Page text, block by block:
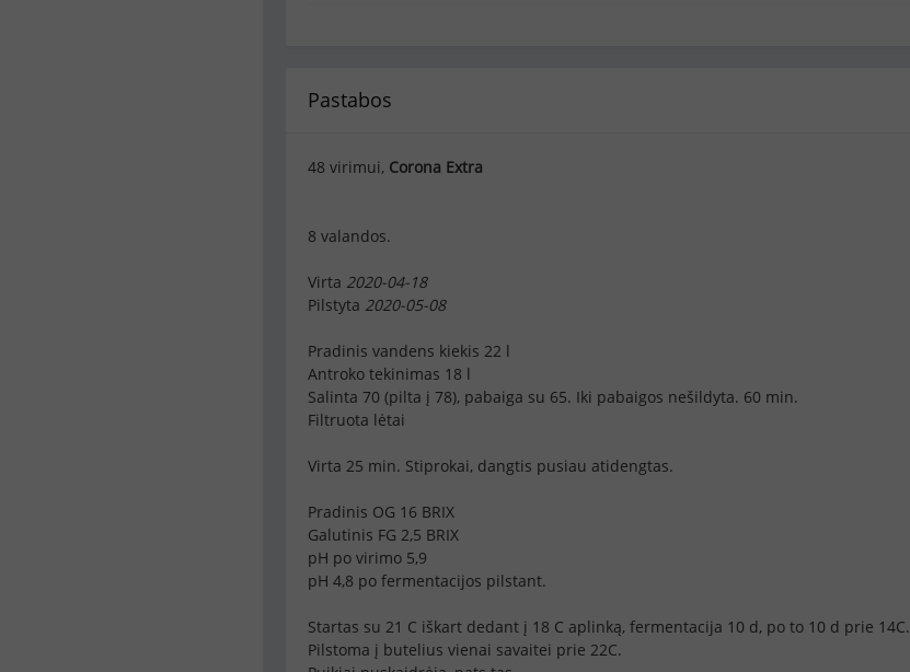
Pastabos
48 virimui, Corona Extra
8 valandos.
Virta 2020-04-18
Pilstyta 2020-05-08
Pradinis vandens kiekis 22 l
Antroko tekinimas 18 l
Salinta 70 (pilta į 78), pabaiga su 65. Iki pabaigos nešildyta. 60 min.
Filtruota lėtai
Virta 25 min. Stiprokai, dangtis pusiau atidengtas.
Pradinis OG 16 BRIX
Galutinis FG 2,5 BRIX
pH po virimo 5,9
pH 4,8 po fermentacijos pilstant.
Startas su 21 C iškart dedant į 18 C aplinką, fermentacija 10 d, po to 10 d prie 14C.
Pilstoma į butelius vienai savaitei prie 22C.